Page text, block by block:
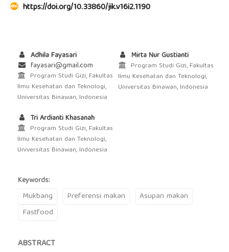
https://doi.org/10.33860/jik.v16i2.1190
Adhila Fayasari
fayasari@gmail.com
Program Studi Gizi, Fakultas
Ilmu Kesehatan dan Teknologi,
Universitas Binawan, Indonesia
Mirta Nur Gustianti
Program Studi Gizi, Fakultas
Ilmu Kesehatan dan Teknologi,
Universitas Binawan, Indonesia
Tri Ardianti Khasanah
Program Studi Gizi, Fakultas
Ilmu Kesehatan dan Teknologi,
Universitas Binawan, Indonesia
Keywords:
Mukbang Preferensi makan
Asupan makan
Fastfood
ABSTRACT